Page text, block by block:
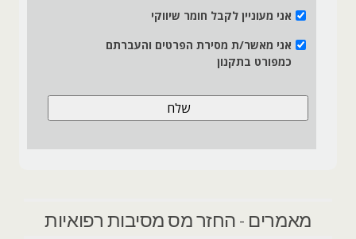
אני מעוניין לקבל חומר שיווקי
אני מאשר/ת מסירת הפרטים והעברתם
כמפורט בתקנון
מאמרים - החזר מס מסיבות רפואיות